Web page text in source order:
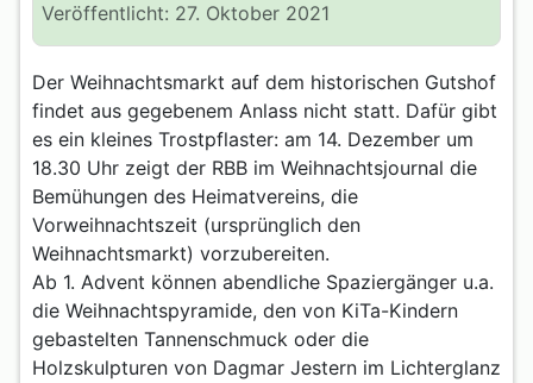
Veröffentlicht: 27. Oktober 2021
Der Weihnachtsmarkt auf dem historischen Gutshof
findet aus gegebenem Anlass nicht statt. Dafür gibt
es ein kleines Trostpflaster: am 14. Dezember um
18.30 Uhr zeigt der RBB im Weihnachtsjournal die
Bemühungen des Heimatvereins, die
Vorweihnachtszeit (ursprünglich den
Weihnachtsmarkt) vorzubereiten.
Ab 1. Advent können abendliche Spaziergänger u.a.
die Weihnachtspyramide, den von KiTa-Kindern
gebastelten Tannenschmuck oder die
Holzskulpturen von Dagmar Jestern im Lichterglanz